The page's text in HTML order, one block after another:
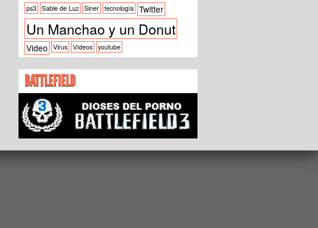
ps3 Sable de Luz Siner tecnología Twitter
Un Manchao y un Donut
Video Virus Vídeos youtube
BATTLEFIELD